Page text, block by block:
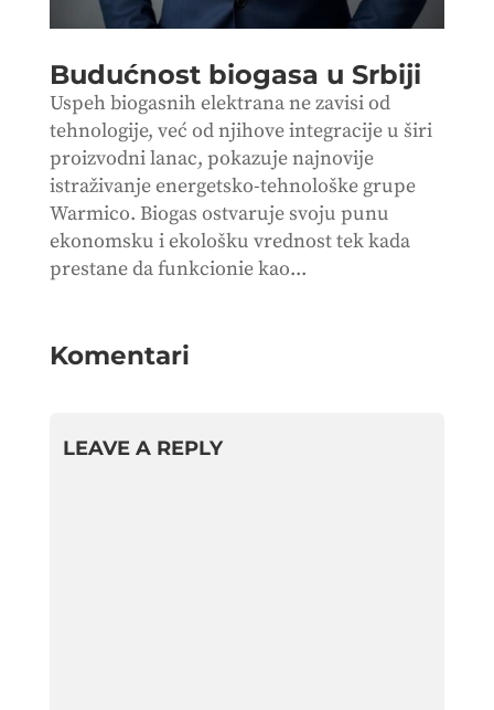
Budućnost biogasa u Srbiji
Uspeh biogasnih elektrana ne zavisi od
tehnologije, već od njihove integracije u širi
proizvodni lanac, pokazuje najnovije
istraživanje energetsko-tehnološke grupe
Warmico. Biogas ostvaruje svoju punu
ekonomsku i ekološku vrednost tek kada
prestane da funkcionie kao...
Komentari
LEAVE A REPLY